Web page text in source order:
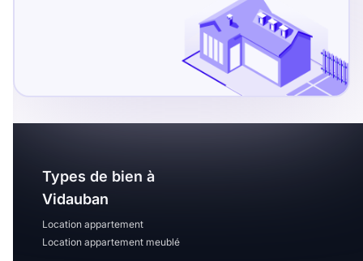
Types de bien à
Vidauban
Location appartement
Location appartement meublé